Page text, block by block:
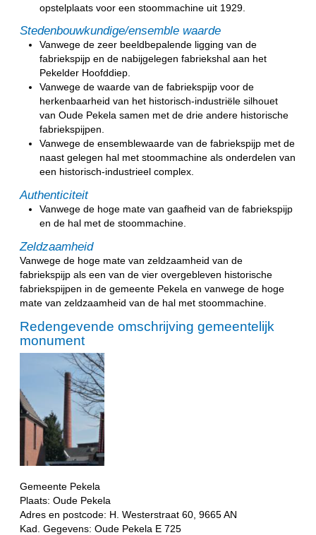
opstelplaats voor een stoommachine uit 1929.
Stedenbouwkundige/ensemble waarde
Vanwege de zeer beeldbepalende ligging van de
fabriekspijp en de nabijgelegen fabriekshal aan het
Pekelder Hoofddiep.
Vanwege de waarde van de fabriekspijp voor de
herkenbaarheid van het historisch-industriële silhouet
van Oude Pekela samen met de drie andere historische
fabriekspijpen.
Vanwege de ensemblewaarde van de fabriekspijp met de
naast gelegen hal met stoommachine als onderdelen van
een historisch-industrieel complex.
Authenticiteit
Vanwege de hoge mate van gaafheid van de fabriekspijp
en de hal met de stoommachine.
Zeldzaamheid
Vanwege de hoge mate van zeldzaamheid van de
fabriekspijp als een van de vier overgebleven historische
fabriekspijpen in de gemeente Pekela en vanwege de hoge
mate van zeldzaamheid van de hal met stoommachine.
Redengevende omschrijving gemeentelijk
monument
Gemeente Pekela
Plaats: Oude Pekela
Adres en postcode: H. Westerstraat 60, 9665 AN
Kad. Gegevens: Oude Pekela E 725